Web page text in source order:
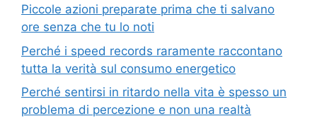
Piccole azioni preparate prima che ti salvano
ore senza che tu lo noti
Perché i speed records raramente raccontano
tutta la verità sul consumo energetico
Perché sentirsi in ritardo nella vita è spesso un
problema di percezione e non una realtà